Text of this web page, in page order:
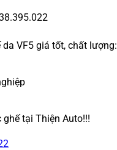
VF5 giá tốt, chất lượng:
ghế tại Thiện Auto!!!